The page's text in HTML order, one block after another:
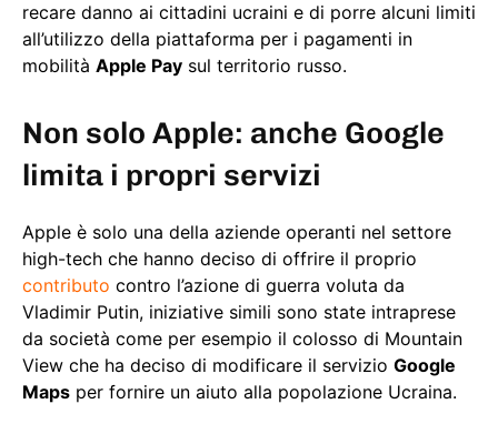
recare danno ai cittadini ucraini e di porre alcuni limiti
all’utilizzo della piattaforma per i pagamenti in
mobilità Apple Pay sul territorio russo.
Non solo Apple: anche Google
limita i propri servizi
Apple è solo una della aziende operanti nel settore
high-tech che hanno deciso di offrire il proprio
contributo contro l’azione di guerra voluta da
Vladimir Putin, iniziative simili sono state intraprese
da società come per esempio il colosso di Mountain
View che ha deciso di modificare il servizio Google
Maps per fornire un aiuto alla popolazione Ucraina.